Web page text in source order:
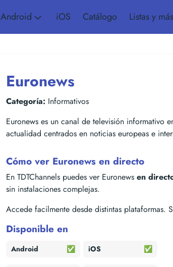
Android iOS Catálogo Listas y más
Euronews
Categoría: Informativos
Euronews es un canal de televisión
actualidad centrados en noticias europeas e
Cómo ver Euronews en directo
En TDTChannels puedes ver Euronews en
sin instalaciones complejas.
Accede facilmente desde distintas plataformas.
Disponible en
Android ✅ iOS ✅